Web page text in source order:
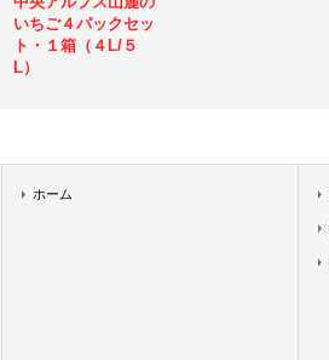
いちご４パックセッ
ト・１箱（４L/５
L）
ホーム